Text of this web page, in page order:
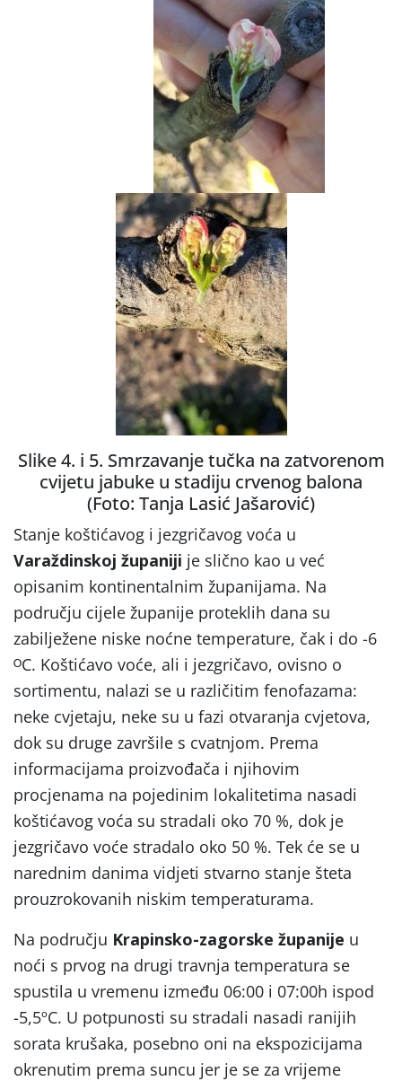
Slike 4. i 5. Smrzavanje tučka na zatvorenom
cvijetu jabuke u stadiju crvenog balona
(Foto: Tanja Lasić Jašarović)
Stanje koštićavog i jezgričavog voća u
Varaždinskoj županiji je slično kao u već
opisanim kontinentalnim županijama. Na
području cijele županije proteklih dana su
zabilježene niske noćne temperature, čak i do -6
ᴼC. Koštićavo voće, ali i jezgričavo, ovisno o
sortimentu, nalazi se u različitim fenofazama:
neke cvjetaju, neke su u fazi otvaranja cvjetova,
dok su druge završile s cvatnjom. Prema
informacijama proizvođača i njihovim
procjenama na pojedinim lokalitetima nasadi
koštićavog voća su stradali oko 70 %, dok je
jezgričavo voće stradalo oko 50 %. Tek će se u
narednim danima vidjeti stvarno stanje šteta
prouzrokovanih niskim temperaturama.
Na području Krapinsko-zagorske županije u
noći s prvog na drugi travnja temperatura se
spustila u vremenu između 06:00 i 07:00h ispod
-5,5ºC. U potpunosti su stradali nasadi ranijih
sorata krušaka, posebno oni na ekspozicijama
okrenutim prema suncu jer je se za vrijeme